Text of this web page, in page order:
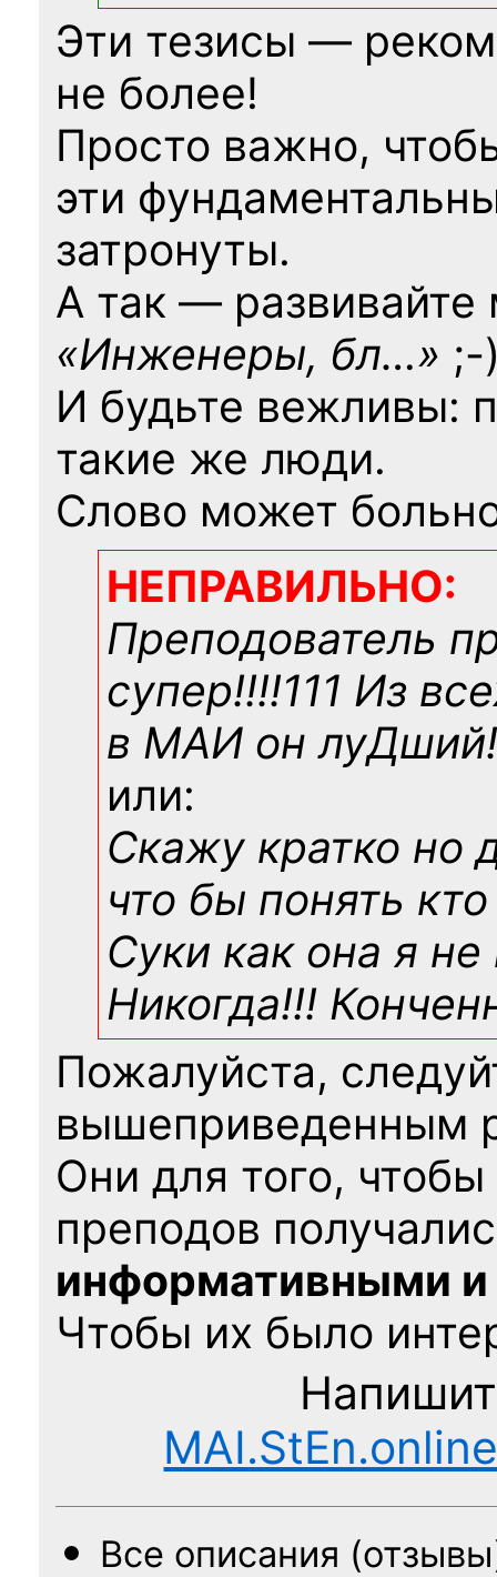
Эти тезисы —
не более!
Просто важно,
эти
затронуты.
А так — развивайте
«Инженеры, бл…» ;-
И будьте вежливы:
такие же люди.
Слово может
НЕПРАВИЛЬНО:
Преподователь
супер!!!!111 Из
в МАИ он
или:
Скажу кратко но
что бы понять
Суки как она я не
Никогда!!!
Пожалуйста,
вышеприведенным
Они для того,
преподов
информативными
Чтобы их было
Все описания